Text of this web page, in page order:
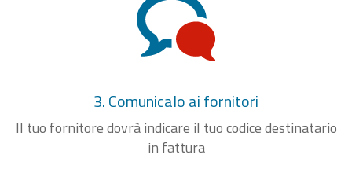
3. Comunicalo ai fornitori
Il tuo fornitore dovrà indicare il tuo codice destinatario
in fattura